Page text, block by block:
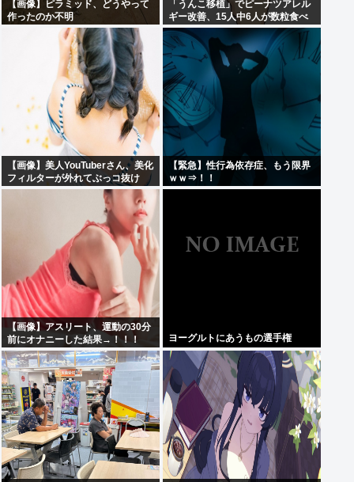
【画像】ピラミッド、どうやって
作ったのか不明
「うんこ移植」でピーナツアレル
ギー改善、15人中6人が数粒食べ
られるように
【画像】美人YouTuberさん、美化
フィルターが外れてぶっコ抜け
www
【緊急】性行為依存症、もう限界
ｗｗ⇒！！
【画像】アスリート、運動の30分
前にオナニーした結果→！！！
ヨーグルトにあうもの選手権